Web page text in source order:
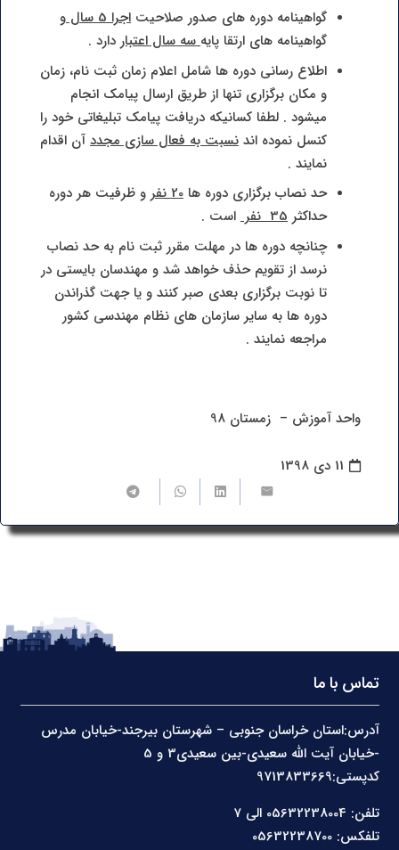
گواهینامه دوره های صدور صلاحیت اجرا 5 سال
و
گواهینامه های ارتقا پایهسه سال اعتبار دارد .
اطلاع رسانی دوره ها شامل اعلام زمان ثبت نام، زمان
و مکان برگزاری تنها از طریق ارسال پیامک انجام
میشود . لطفا کسانیکه دریافت پیامک تبلیغاتی خود را
کنسل نموده اند نسبت به فعال سازی مجدد آن اقدام
نمایند .
حد نصاب برگزاری دوره ها 20 نفر
و ظرفیت هر دوره
حداکثر 35 نفر
است .
چنانچه دوره ها در مهلت مقرر ثبت نام به حد نصاب
نرسد از تقویم حذف خواهد شد و مهندسان بایستی در
تا نوبت برگزاری بعدی صبر کنند و یا جهت گذراندن
دوره ها به سایر سازمان های نظام مهندسی کشور
مراجعه نمایند .
واحد آموزش – زمستان 98
11 دی 1398
تماس با ما
آدرس:استان خراسان جنوبی – شهرستان بیرجند-خیابان مدرس
کدپستی:9713833669
تلفن: 05632238004 الی 7
تلفکس: 05632238700